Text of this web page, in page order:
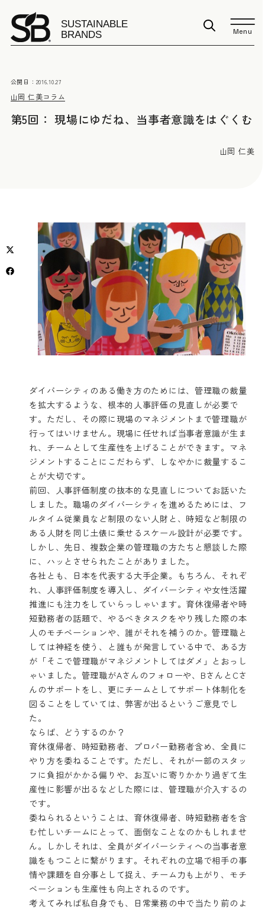
Menu
山岡 仁美コラム
公開日： 2016.10.27
第5回： 現場にゆだね、当事者意識をはぐくむ
山岡 仁美
ダイバーシティのある働き方のためには、管理職の裁量
を拡大するような、根本的人事評価の見直しが必要で
す。ただし、その際に現場のマネジメントまで管理職が
行ってはいけません。現場に任せれば当事者意識が生ま
れ、チームとして生産性を上げることができます。マネ
ジメントすることにこだわらず、しなやかに裁量するこ
とが大切です。
前回、人事評価制度の抜本的な見直しについてお話いた
しました。職場のダイバーシティを進めるためには、フ
ルタイム従業員など制限のない人財と、時短など制限の
ある人財を同じ土俵に乗せるスケール設計が必要です。
しかし、先日、複数企業の管理職の方たちと懇談した際
に、ハッとさせられたことがありました。
各社とも、日本を代表する大手企業。もちろん、それぞ
れ、人事評価制度を導入し、ダイバーシティや女性活躍
推進にも注力をしていらっしゃいます。育休復帰者や時
短勤務者の話題で、やるべきタスクをやり残した際の本
人のモチベーションや、誰がそれを補うのか。管理職と
しては神経を使う、と誰もが発言している中で、ある方
が「そこで管理職がマネジメントしてはダメ」とおっし
ゃいました。管理職がAさんのフォローや、BさんとCさ
んのサポートをし、更にチームとしてサポート体制化を
図ることをしていては、弊害が出るというご意見でし
た。
ならば、どうするのか？
育休復帰者、時短勤務者、プロパー勤務者含め、全員に
やり方を委ねることです。ただし、それが一部のスタッ
フに負担がかかる偏りや、お互いに寄りかかり過ぎて生
産性に影響が出るなどした際には、管理職が介入するの
です。
委ねられるということは、育休復帰者、時短勤務者を含
む忙しいチームにとって、面倒なことなのかもしれませ
ん。しかしそれは、全員がダイバーシティへの当事者意
識をもつことに繋がります。それぞれの立場で相手の事
情や課題を自分事として捉え、チーム力も上がり、モチ
ベーションも生産性も向上されるのです。
考えてみれば私自身でも、日常業務の中で当たり前のよ